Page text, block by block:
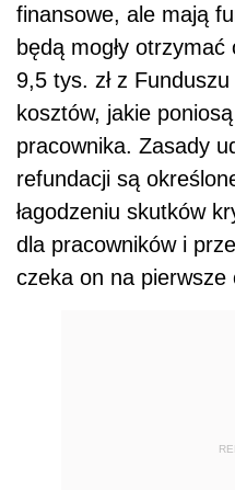
finansowe, ale mają
będą mogły
9,5 tys. zł z
kosztów, jakie
pracownika. Zasady
refundacji są
łagodzeniu skutków
dla pracowników i
czeka on na pierwsze